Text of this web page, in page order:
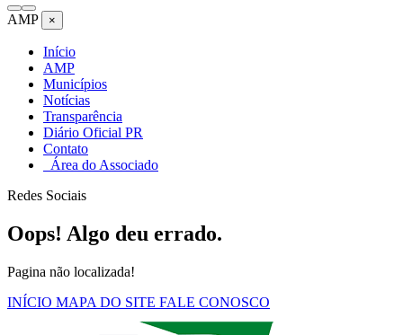
AMP ×
Início
AMP
Municípios
Notícias
Transparência
Diário Oficial PR
Contato
Área do Associado
Redes Sociais
Oops! Algo deu errado.
Pagina não localizada!
INÍCIO MAPA DO SITE FALE CONOSCO